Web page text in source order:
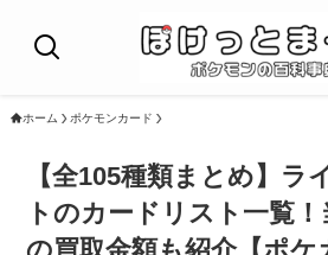
ホーム ポケモンカード
【全105種類まとめ】ラ
トのカードリスト一覧